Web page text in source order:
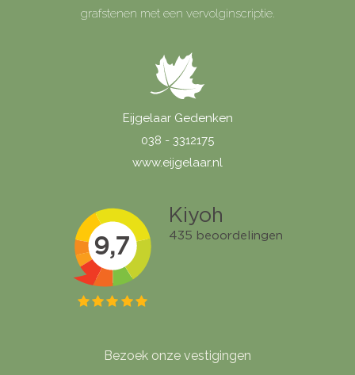
grafstenen met een vervolginscriptie.
Eijgelaar Gedenken
038 - 3312175
www.eijgelaar.nl
Bezoek onze vestigingen